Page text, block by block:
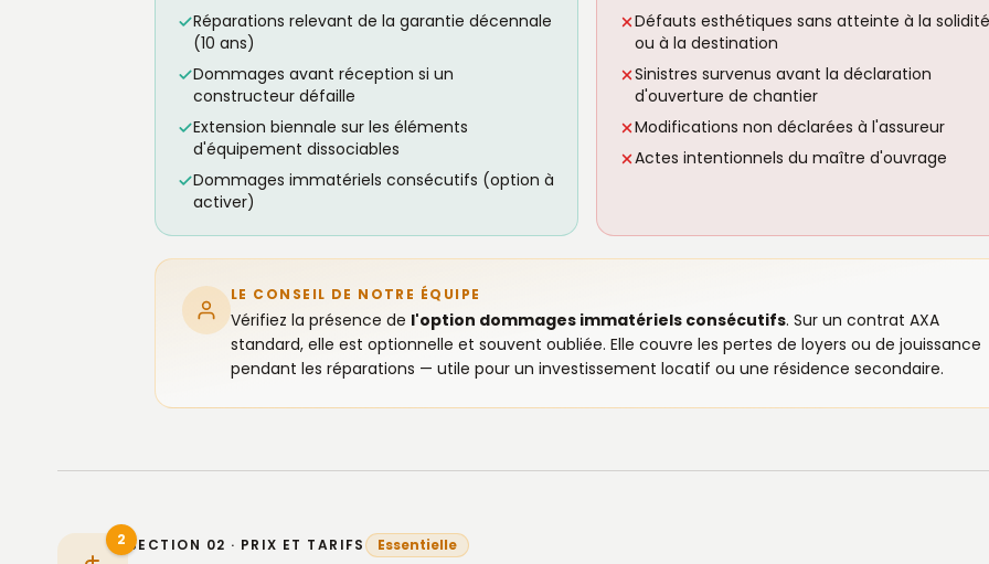
Réparations relevant de la garantie décennale
(10 ans)
Dommages avant réception si un
constructeur défaille
Extension biennale sur les éléments
d'équipement dissociables
Dommages immatériels consécutifs (option à
activer)
Défauts esthétiques sans atteinte à la solidité
ou à la destination
Sinistres survenus avant la déclaration
d'ouverture de chantier
Modifications non déclarées à l'assureur
Actes intentionnels du maître d'ouvrage
LE CONSEIL DE NOTRE ÉQUIPE
Vérifiez la présence de l'option dommages immatériels consécutifs. Sur un contrat AXA
standard, elle est optionnelle et souvent oubliée. Elle couvre les pertes de loyers ou de jouissance
pendant les réparations — utile pour un investissement locatif ou une résidence secondaire.
2 SECTION 02 · PRIX ET TARIFS Essentielle